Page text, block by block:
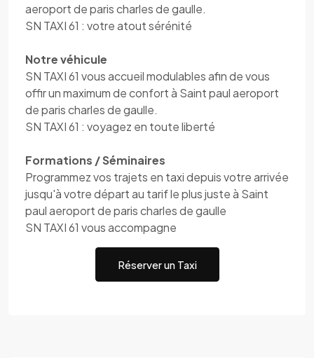
aeroport de paris charles de gaulle.
SN TAXI 61 : votre atout sérénité
Notre véhicule
SN TAXI 61 vous accueil modulables afin de vous
offir un maximum de confort à Saint paul aeroport
de paris charles de gaulle.
SN TAXI 61 : voyagez en toute liberté
Formations / Séminaires
Programmez vos trajets en taxi depuis votre arrivée
jusqu'à votre départ au tarif le plus juste à Saint
paul aeroport de paris charles de gaulle
SN TAXI 61 vous accompagne
Réserver un Taxi